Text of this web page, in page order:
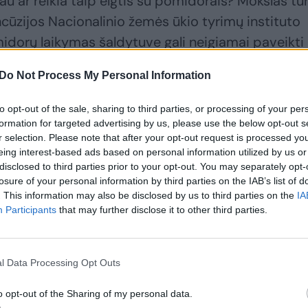
Do Not Process My Personal Information
opt-out of the sale, sharing to third parties, or processing of your
for targeted advertising by us, please use the below opt-out
selection. Please note that after your opt-out request is processed
interest-based ads based on personal information utilized by us
to third parties prior to your opt-out. You may separately
of your personal information by third parties on the IAB’s list of
This information may also be disclosed by us to third parties on the
Participants that may further disclose it to other third parties.
Data Processing Opt Outs
opt-out of the Sharing of my personal data.
Nacionalinio žemės ūkio tyrimų instituto
laikymas šaldytuve gali neigiamai paveikti
susilpnėja jų aromatas, minkštimas gali
išraiškingas“, – paaiškina J. Sabaitienė.
pomidorus palikti kambario
stovėti tamsioje vietoje, bet geriau vengti